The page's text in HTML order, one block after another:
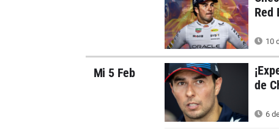
Red
10
Mi 5 Feb
de
6